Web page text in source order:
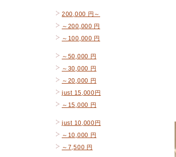
200,000 円～
～200,000 円
～100,000 円
～50,000 円
～30,000 円
～20,000 円
just 15,000円
～15,000 円
just 10,000円
～10,000 円
～7,500 円